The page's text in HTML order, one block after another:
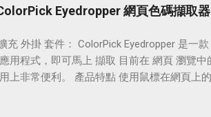
www 指向 ghs.google.com」的記錄，還需
、Google Cloud Platform GCE 、Amazon
能方便的建立起 SSH 的連線。 文章中使用
下載 PuTTYgen 建立 SSH「公鑰與私鑰」
現有私鑰 軟體檔案 軟體名稱：PuTTYgen 檔
功能特性：產生 SSH 連線 RSA、DSA
鑰加入密碼，變更私鑰密碼，或是變更金鑰
Download Page 頁面，點擊下載最新版
Eyedropper 網頁色碼擷取器
充 外掛 套件： ColorPick Eyedropper 是一
用程式，即可馬上 擷取 目前在 網頁 瀏覽
上非常便利。 產品特點 使用鼠標在網頁上
值（僅適用於 Windows 主機安裝版）。 轉換